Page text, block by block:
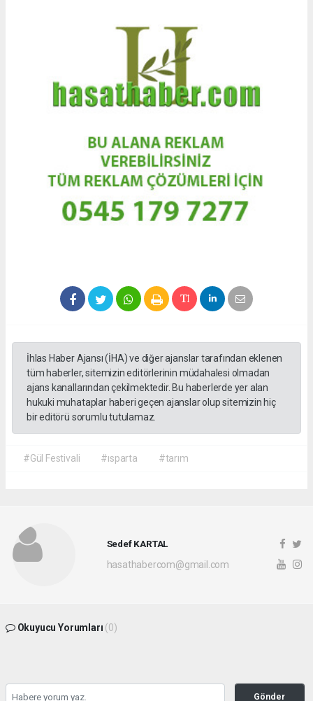
İhlas Haber Ajansı (İHA) ve diğer ajanslar tarafından eklenen
tüm haberler, sitemizin editörlerinin müdahalesi olmadan
ajans kanallarından çekilmektedir. Bu haberlerde yer alan
hukuki muhataplar haberi geçen ajanslar olup sitemizin hiç
bir editörü sorumlu tutulamaz.
#Gül Festivali #ısparta #tarım
Sedef KARTAL
hasathabercom@gmail.com
Okuyucu Yorumları (0)
Gönder